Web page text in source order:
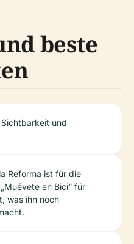
beste
und
Reforma ist für die
en Bici“ für
was ihn noch